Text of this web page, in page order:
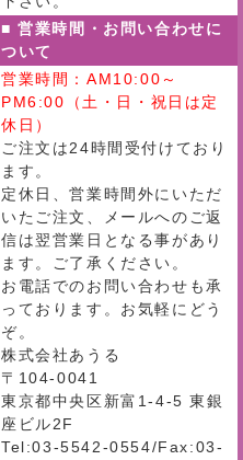
■ 営業時間・お問い合わせに
ついて
営業時間：AM10:00～
PM6:00（土・日・祝日は定
休日）
ご注文は24時間受付けており
ます。
定休日、営業時間外にいただ
いたご注文、メールへのご返
信は翌営業日となる事があり
ます。ご了承ください。
お電話でのお問い合わせも承
っております。お気軽にどう
ぞ。
株式会社あうる
〒104-0041
東京都中央区新富1-4-5 東銀
座ビル2F
Tel:03-5542-0554/Fax:03-